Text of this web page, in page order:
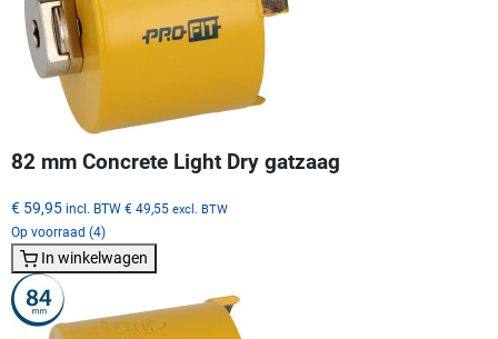
82 mm Concrete Light Dry gatzaag
€ 59,95 incl. BTW € 49,55 excl. BTW
Op voorraad (4)
In winkelwagen